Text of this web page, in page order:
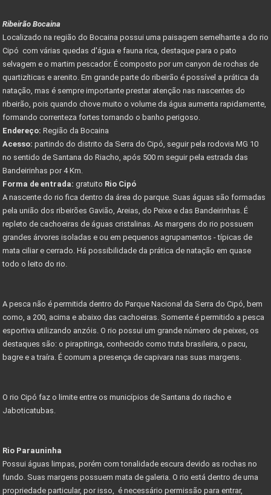
Ribeirão Bocaina
Localizado na região do Bocaina possui uma paisagem semelhante a do rio
Cipó com várias quedas d'água e fauna rica, destaque para o pato
selvagem e o martim pescador. É composto por um canyon de rochas de
quartizíticas e arenito. Em grande parte do ribeirão é possível a prática da
natação, mas é sempre importante prestar atenção nas nascentes do
ribeirão, pois quando chove muito o volume da água aumenta rapidamente,
formando correnteza fortes tornando o banho perigoso.
Endereço: Região da Bocaina
Acesso: partindo do distrito da Serra do Cipó, seguir pela rodovia MG 10
no sentido de Santana do Riacho, após 500 m seguir pela estrada das
Bandeirinhas por 4 Km.
Forma de entrada: gratuito Rio Cipó
A nascente do rio fica dentro da área do parque. Suas águas são formadas
pela união dos ribeirões Gavião, Areias, do Peixe e das Bandeirinhas. É
repleto de cachoeiras de águas cristalinas. As margens do rio possuem
grandes árvores isoladas e ou em pequenos agrupamentos - típicas de
mata ciliar e cerrado. Há possibilidade da prática de natação em quase
todo o leito do rio.
A pesca não é permitida dentro do Parque Nacional da Serra do Cipó, bem
como, a 200, acima e abaixo das cachoeiras. Somente é permitido a pesca
esportiva utilizando anzóis. O rio possui um grande número de peixes, os
destaques são: o pirapitinga, conhecido como truta brasileira, o pacu,
bagre e a traíra. É comum a presença de capivara nas suas margens.
O rio Cipó faz o limite entre os municípios de Santana do riacho e
Jaboticatubas.
Rio Parauninha
Possui águas limpas, porém com tonalidade escura devido as rochas no
fundo. Suas margens possuem mata de galeria. O rio está dentro de uma
propriedade particular, por isso, é necessário permissão para entrar,